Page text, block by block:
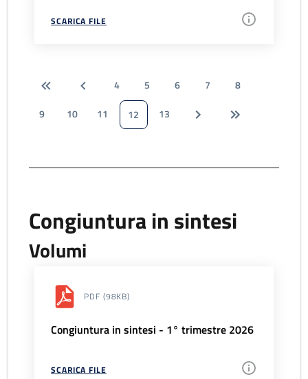
SCARICA FILE
4 5 6 7
8
9
10 11 12 13
Congiuntura in sintesi
Volumi
PDF (98KB)
Congiuntura in sintesi - 1° trimestre 2026
SCARICA FILE